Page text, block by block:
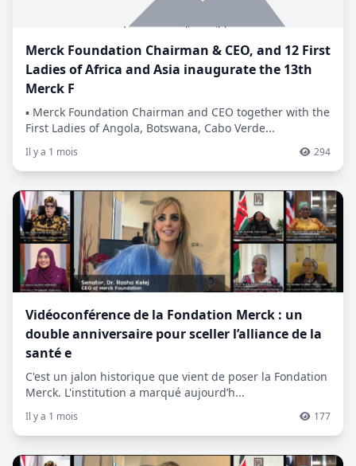
Merck Foundation Chairman & CEO, and 12 First
Ladies of Africa and Asia inaugurate the 13th
Merck F
▪ Merck Foundation Chairman and CEO together with the
First Ladies of Angola, Botswana, Cabo Verde...
Il y a 1 mois 294
Vidéoconférence de la Fondation Merck : un
double anniversaire pour sceller l’alliance de la
santé e
C'est un jalon historique que vient de poser la Fondation
Merck. L'institution a marqué aujourd’h...
Il y a 1 mois 177